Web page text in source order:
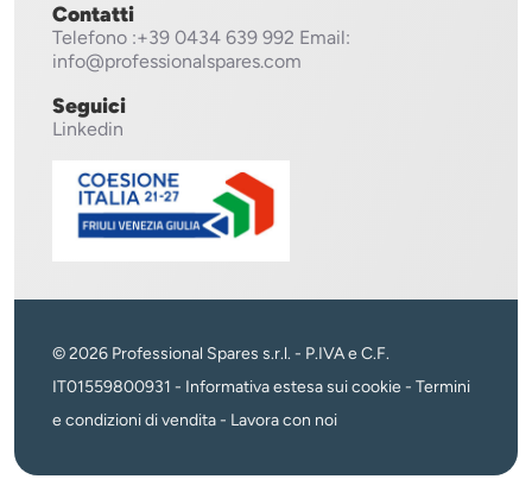
Contatti
Telefono :+39 0434 639 992 Email:
info@professionalspares.com
Seguici
Linkedin
© 2026 Professional Spares s.r.l. - P.IVA e C.F.
IT01559800931 - Informativa estesa sui cookie - Termini
e condizioni di vendita- Lavora con noi